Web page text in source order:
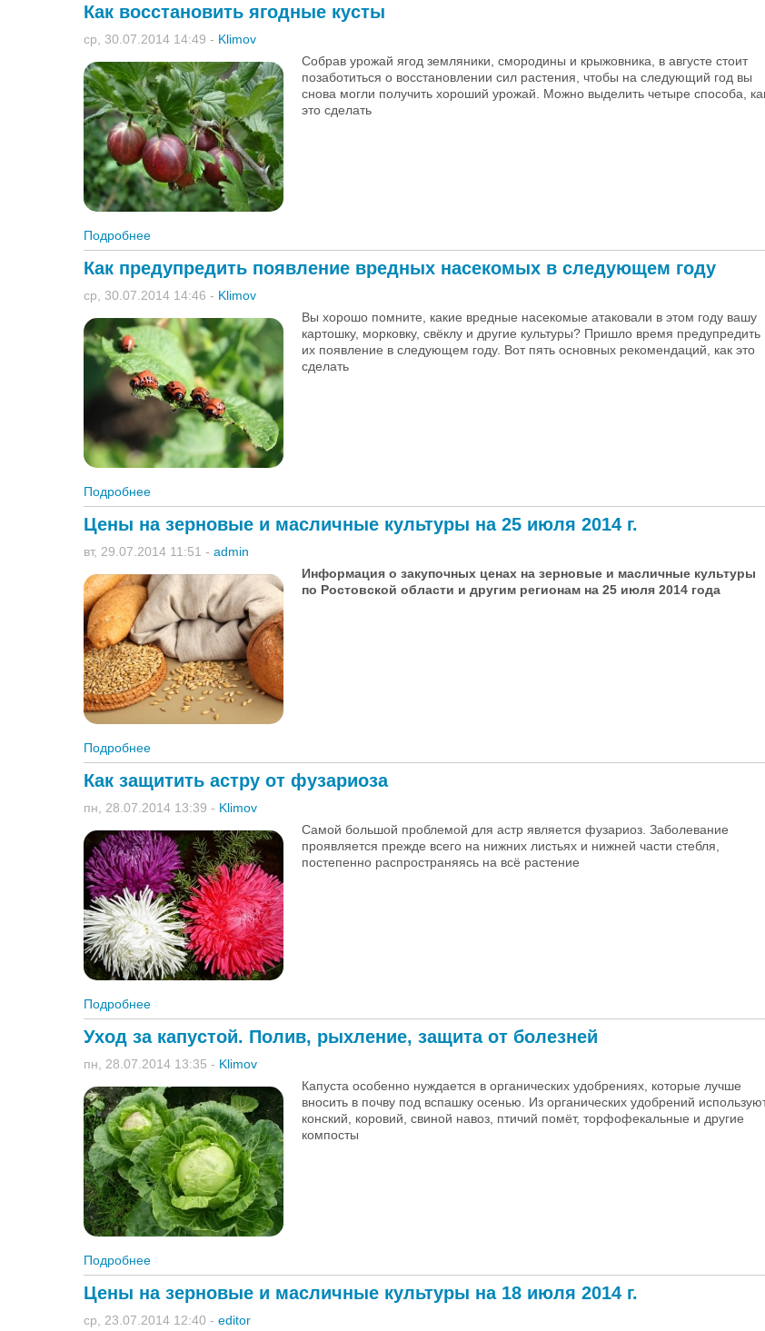
Как восстановить ягодные кусты
ср, 30.07.2014 14:49 - Klimov
Собрав урожай ягод земляники, смородины и крыжовника, в августе стоит
позаботиться о восстановлении сил растения, чтобы на следующий год вы
снова могли получить хороший урожай. Можно выделить четыре способа,
это сделать
Подробнее
Как предупредить появление вредных насекомых в следующем году
ср, 30.07.2014 14:46 - Klimov
Вы хорошо помните, какие вредные насекомые атаковали в этом году вашу
картошку, морковку, свёклу и другие культуры? Пришло время предупредить
их появление в следующем году. Вот пять основных рекомендаций, как это
сделать
Подробнее
Цены на зерновые и масличные культуры на 25 июля 2014 г.
вт, 29.07.2014 11:51 - admin
Информация о закупочных ценах на зерновые и масличные культуры
по Ростовской области и другим регионам на 25 июля 2014 года
Подробнее
Как защитить астру от фузариоза
пн, 28.07.2014 13:39 - Klimov
Самой большой проблемой для астр является фузариоз. Заболевание
проявляется прежде всего на нижних листьях и нижней части стебля,
постепенно распространяясь на всё растение
Подробнее
Уход за капустой. Полив, рыхление, защита от болезней
пн, 28.07.2014 13:35 - Klimov
Капуста особенно нуждается в органических удобрениях, которые лучше
вносить в почву под вспашку осенью. Из органических удобрений
конский, коровий, свиной навоз, птичий помёт, торфофекальные и другие
компосты
Подробнее
Цены на зерновые и масличные культуры на 18 июля 2014 г.
ср, 23.07.2014 12:40 - editor